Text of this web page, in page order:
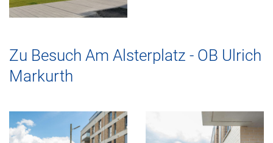
Zu Besuch Am Alsterplatz - OB Ulrich
Markurth